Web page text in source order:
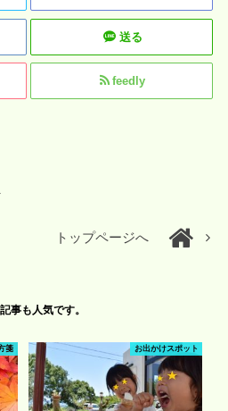
送る
feedly
トップページへ
事も人気です。
箋 お出かけスポット